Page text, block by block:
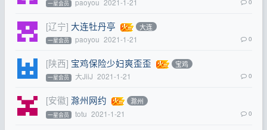
一星会员
[辽宁] 大连牡丹亭 大连
一星会员 paoyou 2021-1-21 0
[陕西] 宝鸡保险少妇爽歪歪 宝鸡
一星会员 大JiiJ 2021-1-21 0
[安徽] 滁州网约 滁州
一星会员 totu 2021-1-21 0